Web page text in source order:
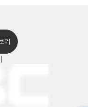
기